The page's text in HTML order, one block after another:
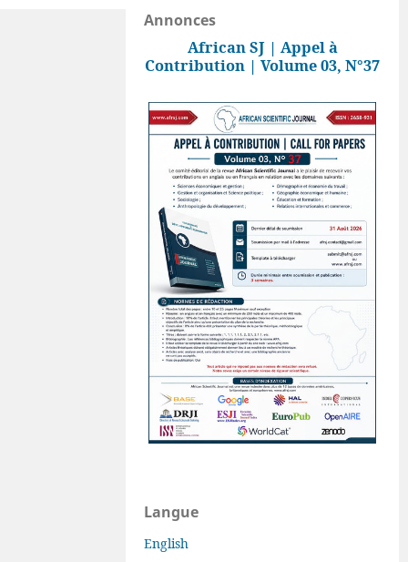
Annonces
African SJ | Appel à
Contribution | Volume 03, N°37
Langue
English